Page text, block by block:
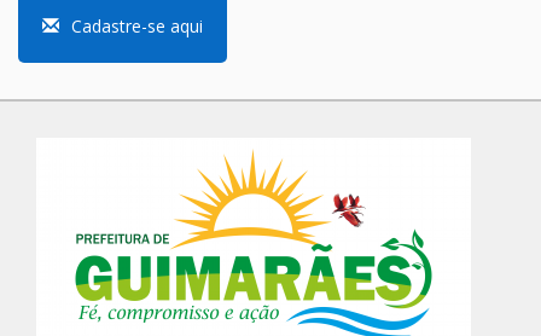
Cadastre-se aqui